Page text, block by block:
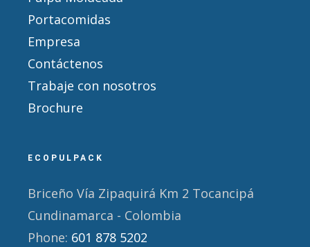
Portacomidas
Empresa
Contáctenos
Trabaje con nosotros
Brochure
ECOPULPACK
Briceño Vía Zipaquirá Km 2 Tocancipá
Cundinamarca - Colombia
Phone: 601 878 5202